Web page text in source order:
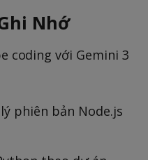
Nhớ
coding với Gemini 3
phiên bản Node.js